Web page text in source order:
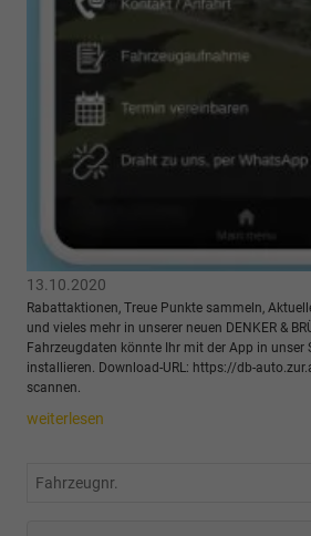
13.10.2020
Rabattaktionen, Treue Punkte sammeln,
und vieles mehr in unserer neuen DENKER &
Fahrzeugdaten könnte Ihr mit der App in unser
installieren. Download-URL: https://db-
scannen.
weiterlesen
Fahrzeugnr.